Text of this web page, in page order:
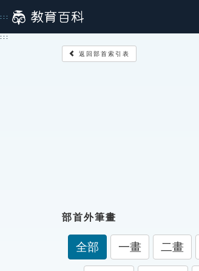
到
主
:::
:::
返回部首索引表
部首外筆畫
全部 一畫 二畫